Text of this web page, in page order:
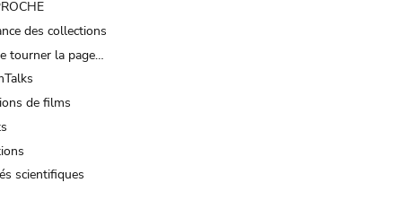
des collections
tourner la page…
de films
scientifiques